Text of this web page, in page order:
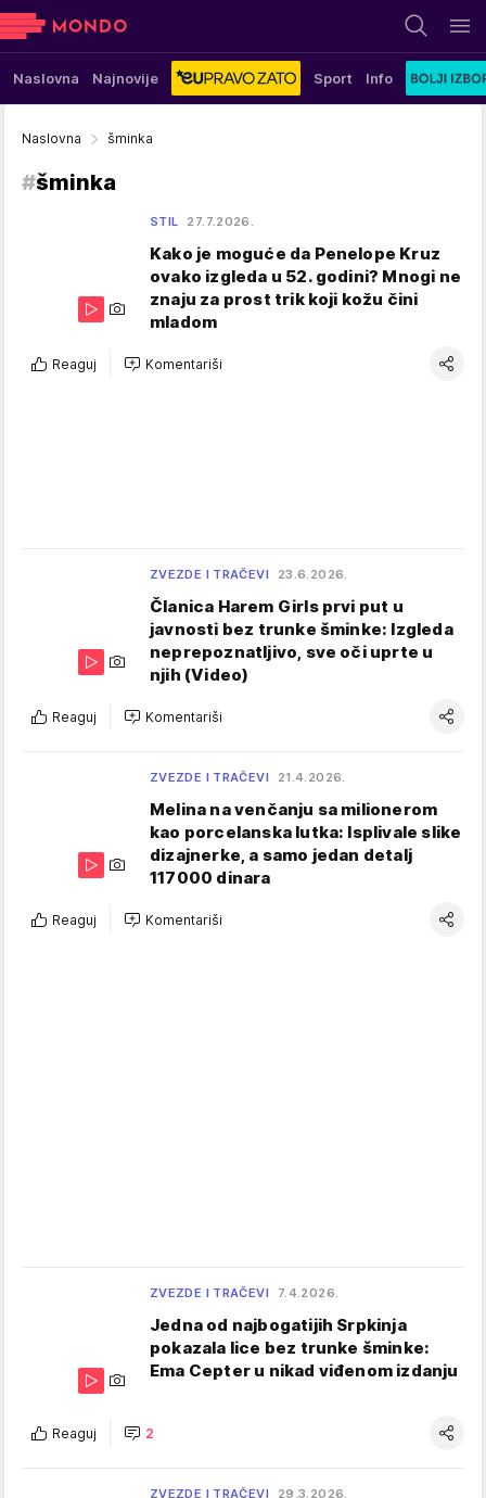
Naslovna Najnovije Sport Info
Naslovna šminka
#šminka
STIL 27.7.2026.
Kako je moguće da Penelope Kruz
ovako izgleda u 52. godini? Mnogi ne
znaju za prost trik koji kožu čini
mladom
Reaguj Komentariši
ZVEZDE I TRAČEVI 23.6.2026.
Članica Harem Girls prvi put u
javnosti bez trunke šminke: Izgleda
neprepoznatljivo, sve oči uprte u
njih (Video)
Reaguj Komentariši
ZVEZDE I TRAČEVI 21.4.2026.
Melina na venčanju sa milionerom
kao porcelanska lutka: Isplivale slike
dizajnerke, a samo jedan detalj
117000 dinara
Reaguj Komentariši
ZVEZDE I TRAČEVI 7.4.2026.
Jedna od najbogatijih Srpkinja
pokazala lice bez trunke šminke:
Ema Cepter u nikad viđenom izdanju
Reaguj 2
ZVEZDE I TRAČEVI 29.3.2026.